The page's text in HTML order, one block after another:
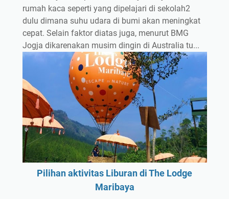
rumah kaca seperti yang dipelajari di sekolah2
dulu dimana suhu udara di bumi akan meningkat
cepat. Selain faktor diatas juga, menurut BMG
Jogja dikarenakan musim dingin di Australia tu...
Pilihan aktivitas Liburan di The Lodge
Maribaya